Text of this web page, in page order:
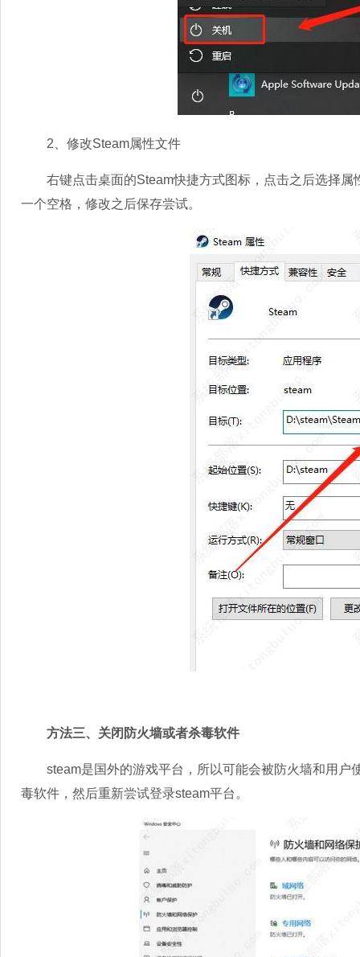
2、修改Steam属性文件
右键点击桌面的Steam快捷方式图标，点击之后选择属
一个空格，修改之后保存尝试。
方法三、关闭防火墙或者杀毒软件
steam是国外的游戏平台，所以可能会被防火墙和用户
毒软件，然后重新尝试登录steam平台。